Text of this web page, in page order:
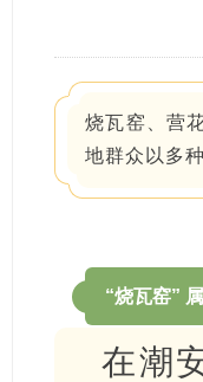
烧瓦窑、营
地群众以多
“烧瓦窑”
在潮